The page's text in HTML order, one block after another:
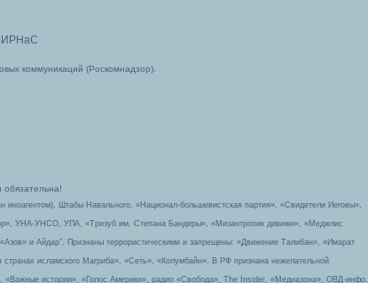
коммуникаций (Роскомнадзор).
обязательна!
Штабы Навального, «Национал-большевистская партия», «Свидетели Иеговы»,
УНА-УНСО, УПА, «Тризуб им. Степана Бандеры», «Мизантропик дивижн», «Меджлис
и Айдар″. Признаны террористическими и запрещены: «Движение Талибан», «Имарат
исламского Магриба», «Сеть», «Колумбайн». В РФ признана нежелательной
«Важные истории», «Голос Америки», радио «Свобода», The Insider, «Медиазона», ОВД-инфо.